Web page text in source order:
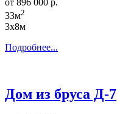
от 896 000 р.
33м2
3х8м
Подробнее...
Дом из бруса Д-7